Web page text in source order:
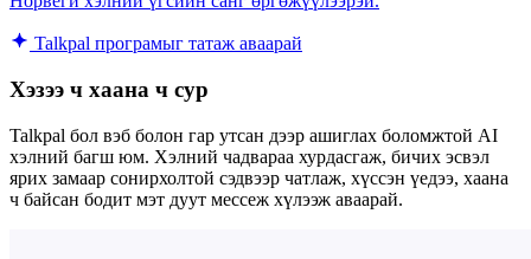
Talkpal програмыг татаж аваарай
Хэзээ ч хаана ч сур
Talkpal бол вэб болон гар утсан дээр ашиглах боломжтой AI
хэлний багш юм. Хэлний чадвараа хурдасгаж, бичих эсвэл
ярих замаар сонирхолтой сэдвээр чатлаж, хүссэн үедээ, хаана
ч байсан бодит мэт дуут мессеж хүлээж аваарай.